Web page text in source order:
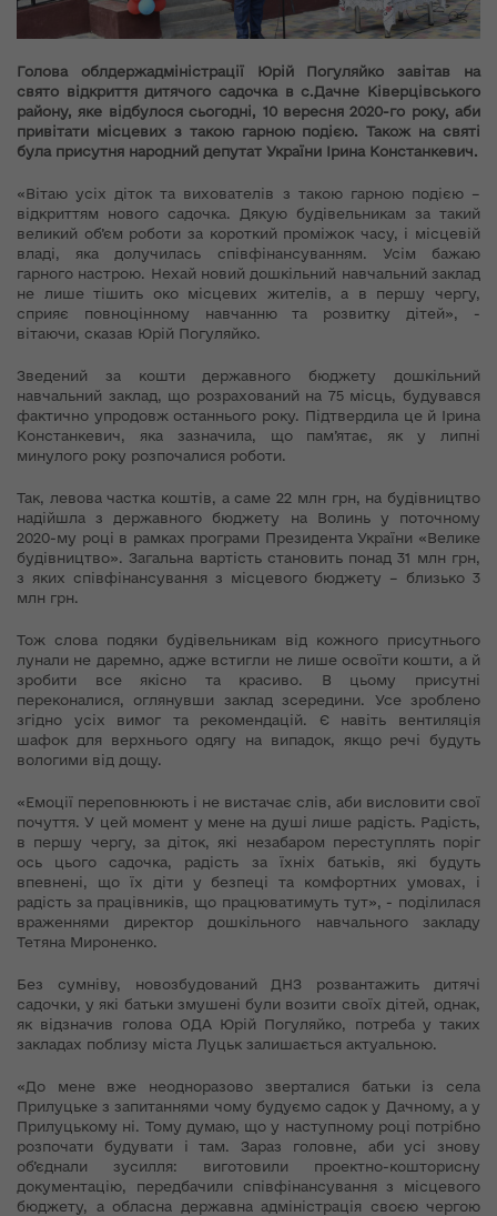
Голова облдержадміністрації Юрій Погуляйко завітав на
свято відкриття дитячого садочка в с.Дачне Ківерцівського
району, яке відбулося сьогодні, 10 вересня 2020-го року, аби
привітати місцевих з такою гарною подією. Також на святі
була присутня народний депутат України Ірина Констанкевич.
«Вітаю усіх діток та вихователів з такою гарною подією –
відкриттям нового садочка. Дякую будівельникам за такий
великий об’єм роботи за короткий проміжок часу, і місцевій
владі, яка долучилась співфінансуванням. Усім бажаю
гарного настрою. Нехай новий дошкільний навчальний заклад
не лише тішить око місцевих жителів, а в першу чергу,
сприяє повноцінному навчанню та розвитку дітей», -
вітаючи, сказав Юрій Погуляйко.
Зведений за кошти державного бюджету дошкільний
навчальний заклад, що розрахований на 75 місць, будувався
фактично упродовж останнього року. Підтвердила це й Ірина
Констанкевич, яка зазначила, що пам’ятає, як у липні
минулого року розпочалися роботи.
Так, левова частка коштів, а саме 22 млн грн, на будівництво
надійшла з державного бюджету на Волинь у поточному
2020-му році в рамках програми Президента України «Велике
будівництво». Загальна вартість становить понад 31 млн грн,
з яких співфінансування з місцевого бюджету – близько 3
млн грн.
Тож слова подяки будівельникам від кожного присутнього
лунали не даремно, адже встигли не лише освоїти кошти, а й
зробити все якісно та красиво. В цьому присутні
переконалися, оглянувши заклад зсередини. Усе зроблено
згідно усіх вимог та рекомендацій. Є навіть вентиляція
шафок для верхнього одягу на випадок, якщо речі будуть
вологими від дощу.
«Емоції переповнюють і не вистачає слів, аби висловити свої
почуття. У цей момент у мене на душі лише радість. Радість,
в першу чергу, за діток, які незабаром переступлять поріг
ось цього садочка, радість за їхніх батьків, які будуть
впевнені, що їх діти у безпеці та комфортних умовах, і
радість за працівників, що працюватимуть тут», - поділилася
враженнями директор дошкільного навчального закладу
Тетяна Мироненко.
Без сумніву, новозбудований ДНЗ розвантажить дитячі
садочки, у які батьки змушені були возити своїх дітей, однак,
як відзначив голова ОДА Юрій Погуляйко, потреба у таких
закладах поблизу міста Луцьк залишається актуальною.
«До мене вже неодноразово зверталися батьки із села
Прилуцьке з запитаннями чому будуємо садок у Дачному, а у
Прилуцькому ні. Тому думаю, що у наступному році потрібно
розпочати будувати і там. Зараз головне, аби усі знову
об’єднали зусилля: виготовили проектно-кошторисну
документацію, передбачили співфінансування з місцевого
бюджету, а обласна державна адміністрація своєю чергою